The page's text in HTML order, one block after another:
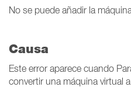
No se puede añadir la
Causa
Este error aparece cuando
convertir una máquina virtual